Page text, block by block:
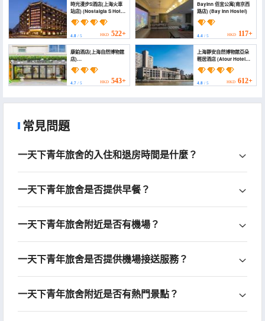
時光漫步S酒店(上海火車
站店) (Nostalgia S Hotel
(Shanghai Railway
Station))
4.8 / 5 HKD 522+
BayInn 佰宜公寓(南京西
路店) (Bay Inn Hostel)
4.4/ 5 HKD 117+
康鉑酒店(上海自然博物館
店)
(Campanile（Shanghai
Natural History
Museum）)
4.7 / 5 HKD 543+
上海靜安自然博物館亞朵
輕居酒店 (Atour Hotel
Shanghai Jing'an
Natural History
Museum)
4.8/ 5 HKD 612+
常見問題
一天下青年旅舍的入住和退房時間是什麼？
一天下青年旅舍是否提供早餐？
一天下青年旅舍附近是否有機場？
一天下青年旅舍是否提供機場接送服務？
一天下青年旅舍附近是否有熱門景點？